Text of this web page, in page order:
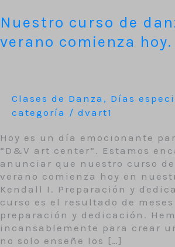
Nuestro curso de
verano comienza hoy.
Clases de Danza , Días
categoría / dvart1
Hoy es un día emocionante
“D&V art center”. Estamos
anunciar que nuestro curso
verano comienza hoy en
Kendall I. Preparación y
curso es el resultado de meses
preparación y dedicación.
incansablemente para crear
no solo enseñe los […]